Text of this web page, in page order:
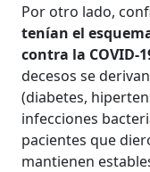
Por otro lado,
tenían el
contra la COVID-
decesos se
(diabetes,
infecciones
pacientes que
mantienen